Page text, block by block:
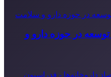
توسعه در حوزه دارو و